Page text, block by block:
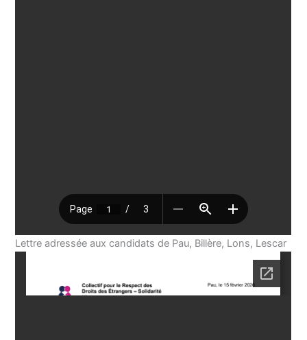
Lettre adressée aux candidats de Pau, Billère, Lons, Lescar